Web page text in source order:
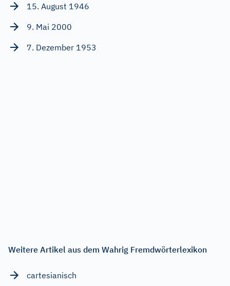
15. August 1946
9. Mai 2000
7. Dezember 1953
Weitere Artikel aus dem Wahrig Fremdwörterlexikon
cartesianisch